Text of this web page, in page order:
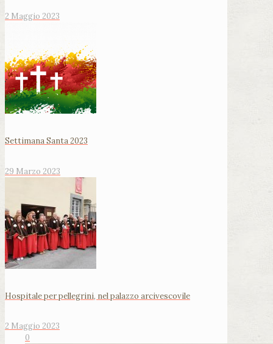
2 Maggio 2023
Settimana Santa 2023
29 Marzo 2023
Hospitale per pellegrini, nel palazzo arcivescovile
2 Maggio 2023
0